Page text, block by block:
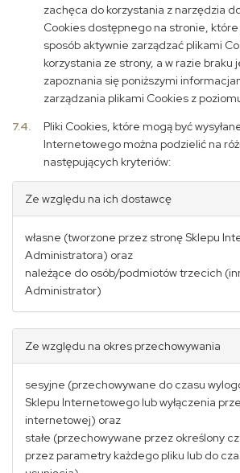
zachęca do korzystania z narzędzia
Cookies dostępnego na stronie, które
sposób aktywnie zarządzać plikami
korzystania ze strony, a w razie braku
zapoznania się poniższymi
zarządzania plikami Cookies z
7.4.
Pliki Cookies, które mogą być
Internetowego można podzielić na
następujących kryteriów:
Ze względu na ich dostawcę
własne (tworzone przez stronę Sklepu
Administratora) oraz
należące do osób/podmiotów trzecich
Administrator)
Ze względu na okres przechowywania
sesyjne (przechowywane do czasu
Sklepu Internetowego lub wyłączenia
internetowej) oraz
stałe (przechowywane przez określony
przez parametry każdego pliku lub do